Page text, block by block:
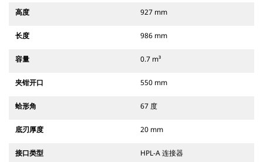
高度 927 mm
长度 986 mm
容量 0.7 m³
夹钳开口 550 mm
蛤形角 67 度
底刃厚度 20 mm
接口类型 HPL-A 连接器